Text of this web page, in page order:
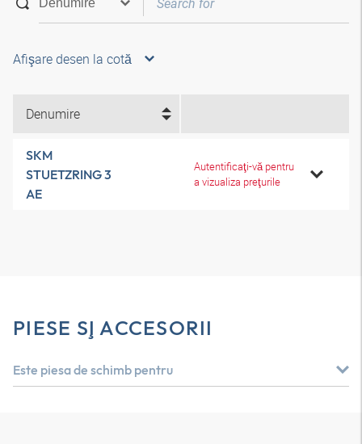
Afişare desen la cotă
Denumire
SKM
STUETZRING 3
AE
Autentificaţi-vă pentru
a vizualiza preţurile
PIESE ŞI ACCESORII
Este piesa de schimb pentru